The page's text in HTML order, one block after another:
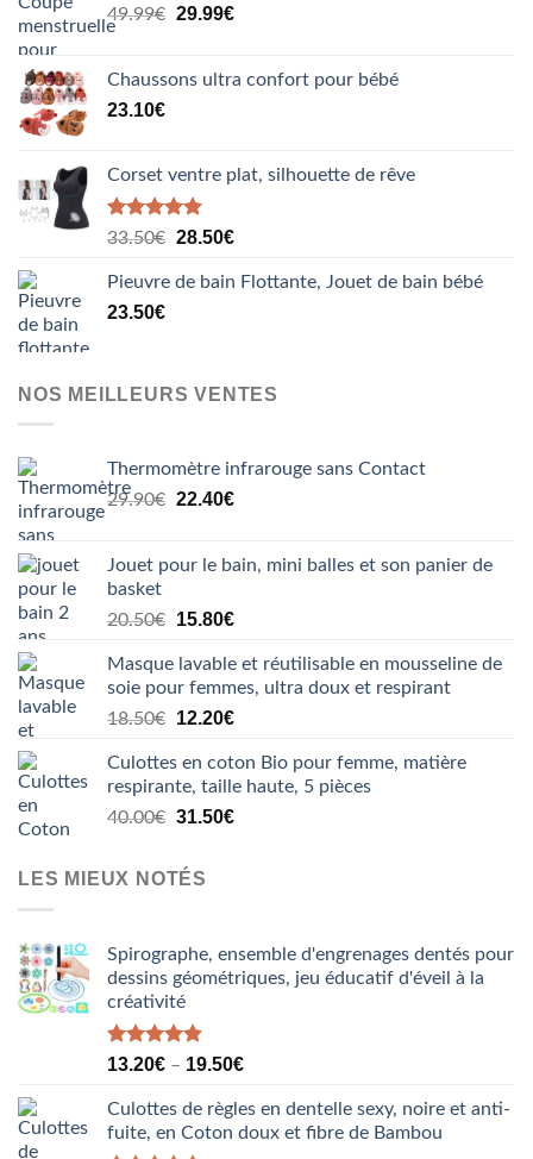
49.99€ Le
était :
29.99€Le
est :
Chaussons ultra confort pour bébé
23.10€
Corset ventre plat, silhouette de rêve
Note5.00
33.50€ Le
initial
28.50€Le
actuel
Pieuvre de bain Flottante, Jouet de bain bébé
23.50€
NOS MEILLEURS VENTES
Thermomètre infrarouge sans Contact
29.90€ Le
était :
22.40€Le
est :
Jouet pour le bain, mini balles et son panier de
basket
20.50€
Le
initial
était :
20.50€.
15.80€Le
actuel
est :
15.80€.
Masque lavable et réutilisable en mousseline de
soie pour femmes, ultra doux et respirant
18.50€
Le
initial
était :
18.50€.
12.20€Le
actuel
est :
12.20€.
Culottes en coton Bio pour femme, matière
respirante, taille haute, 5 pièces
40.00€ Le
initial
était :
31.50€Le
LES MIEUX NOTÉS
Spirographe, ensemble d'engrenages dentés pour
dessins géométriques, jeu éducatif d'éveil à la
créativité
Note5.00
13.20€ – 19.50€
Culottes de règles en dentelle sexy, noire et anti-
fuite, en Coton doux et fibre de Bambou